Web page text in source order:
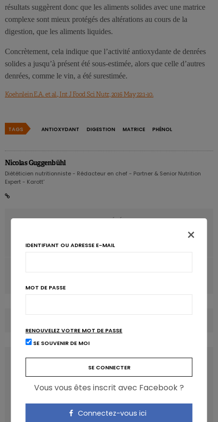
résultats suggèrent donc que les aliments solides avec une matrice
complexe sont mieux protégés des altérations au cours de la
digestion, que les aliments liquides.
Concrètement, cela indique que l’activité antioxydante de denrées
solides a jusqu’à présent été sous-estimée, alors que celle d’autres
denrées, comme le vin, a été surestimée.
Koehnlein E.A. et al., Int J Food Sci Nutr., 2016 May 22:1-10.
TAGS ANTIOXYDANT DIGESTION MATRICE PHÉNOL
Nicolas Guggenbühl
Diététicien nutritionniste - Rédacteur en chef - Partner & Senior Nutrition
Expert - Karott'
ARTICLE PRÉCÉDENT
Inflammation chronique: les polyphénols des fruits pour
contrôler les cytokines
LATEST POSTS
×
IDENTIFIANT OU ADRESSE E-MAIL
MOT DE PASSE
RENOUVELEZ VOTRE MOT DE PASSE
SE SOUVENIR DE MOI
Vous vous êtes inscrit avec Facebook ?
Connectez-vous ici